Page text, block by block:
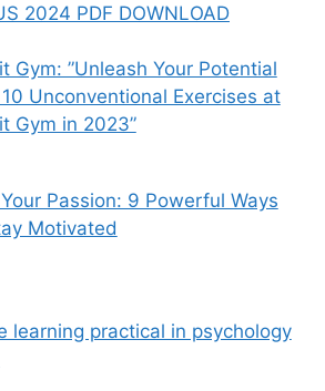
2024 PDF DOWNLOAD
Gym: ”Unleash Your Potential
Unconventional Exercises at
Gym in 2023”
Passion: 9 Powerful Ways
Motivated
learning practical in psychology